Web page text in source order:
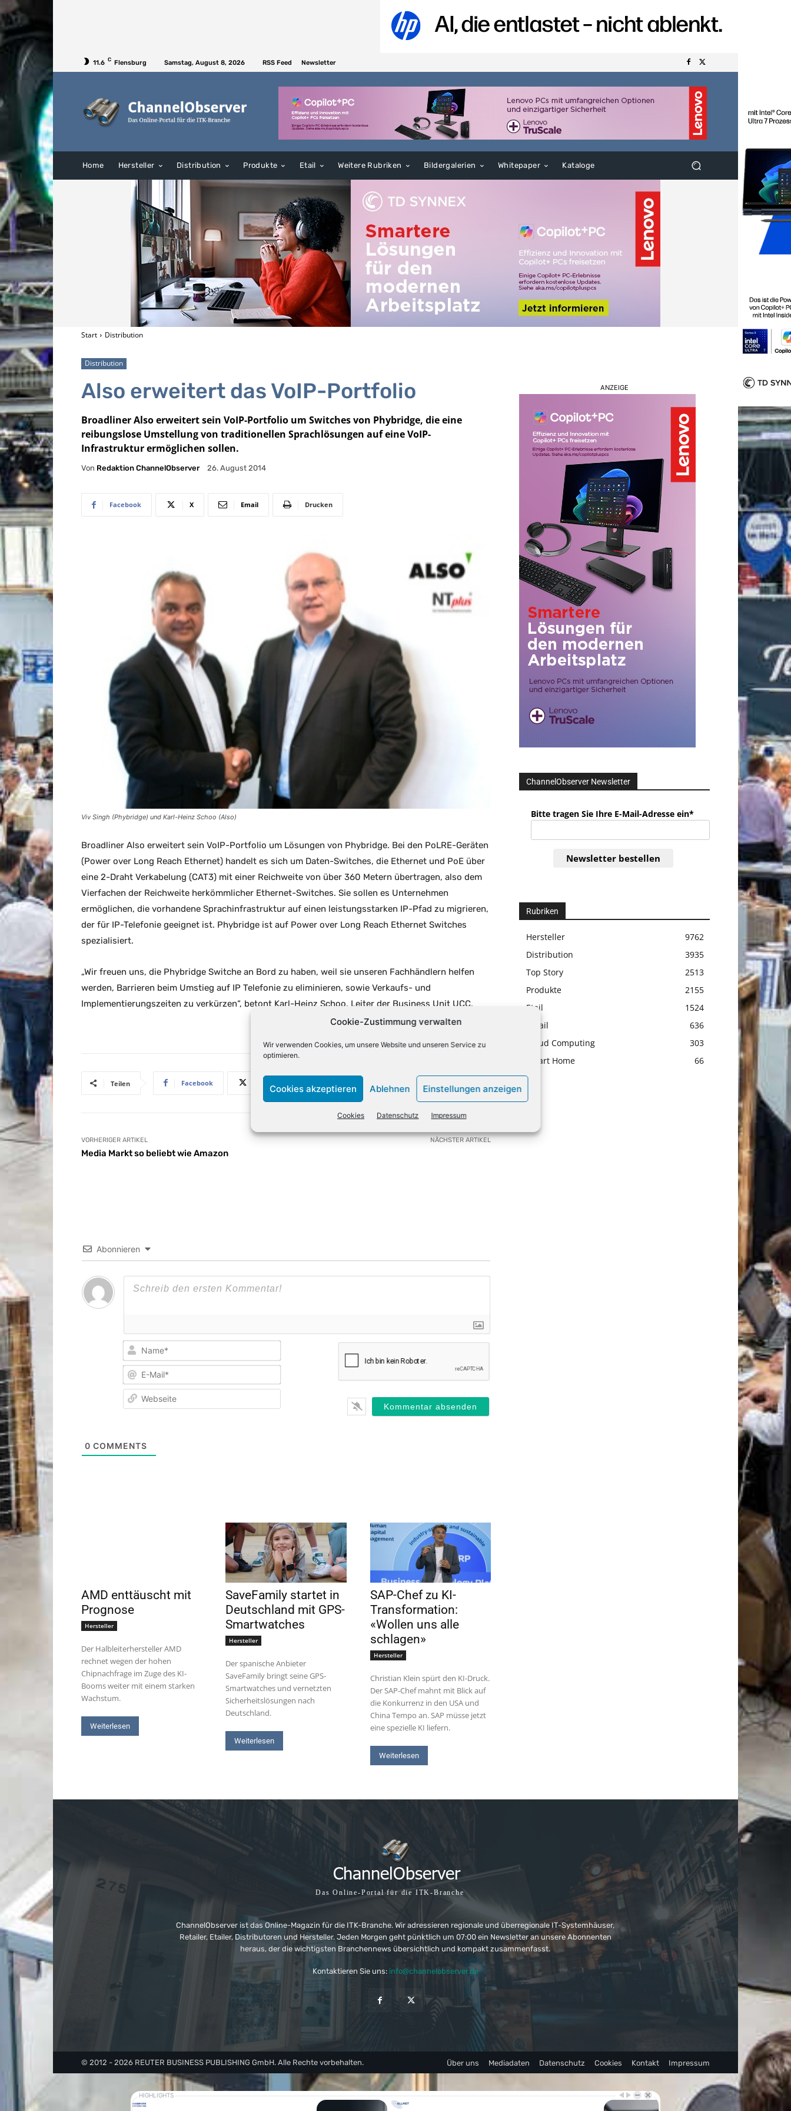
Cookie-Zustimmung verwalten
Wir verwenden Cookies, um unsere Website und unseren Service zu
optimieren.
Cookies akzeptieren Ablehnen Einstellungen anzeigen
Cookies Datenschutz Impressum
11.6 C Flensburg Samstag, August 8, 2026 RSS Feed Newsletter
Home Hersteller Distribution Produkte Etail Weitere Rubriken Bildergalerien Whitepaper Kataloge
Start Distribution
Distribution
Also erweitert das VoIP-Portfolio
Broadliner Also erweitert sein VoIP-Portfolio um Switches von Phybridge, die eine
reibungslose Umstellung von traditionellen Sprachlösungen auf eine VoIP-
Infrastruktur ermöglichen sollen.
Von Redaktion ChannelObserver 26. August 2014
Facebook X Email Drucken
Viv Singh (Phybridge) und Karl-Heinz Schoo (Also)
Broadliner Also erweitert sein VoIP-Portfolio um Lösungen von Phybridge. Bei den PoLRE-Geräten
(Power over Long Reach Ethernet) handelt es sich um Daten-Switches, die Ethernet und PoE über
eine 2-Draht Verkabelung (CAT3) mit einer Reichweite von über 360 Metern übertragen, also dem
Vierfachen der Reichweite herkömmlicher Ethernet-Switches. Sie sollen es Unternehmen
ermöglichen, die vorhandene Sprachinfrastruktur auf einen leistungsstarken IP-Pfad zu migrieren,
der für IP-Telefonie geeignet ist. Phybridge ist auf Power over Long Reach Ethernet Switches
spezialisiert.
„Wir freuen uns, die Phybridge Switche an Bord zu haben, weil sie unseren Fachhändlern helfen
werden, Barrieren beim Umstieg auf IP Telefonie zu eliminieren, sowie Verkaufs- und
Implementierungszeiten zu verkürzen“, betont Karl-Heinz Schoo, Leiter der Business Unit UCC.
Teilen Facebook
VORHERIGER ARTIKEL
Media Markt so beliebt wie Amazon
NÄCHSTER ARTIKEL
Abonnieren
Name*
E-
0 COMMENTS
AMD enttäuscht mit
Prognose
Hersteller
Der Halbleiterhersteller AMD
rechnet wegen der hohen
Chipnachfrage im Zuge des KI-
Booms weiter mit einem starken
Wachstum.
Weiterlesen
SaveFamily startet in
Deutschland mit GPS-
Smartwatches
Hersteller
Der spanische Anbieter
SaveFamily bringt seine GPS-
Smartwatches und vernetzten
Sicherheitslösungen nach
Deutschland.
Weiterlesen
SAP-Chef zu KI-
Transformation:
«Wollen uns alle
schlagen»
Hersteller
Christian Klein spürt den KI-Druck.
Der SAP-Chef mahnt mit Blick auf
die Konkurrenz in den USA und
China Tempo an. SAP müsse jetzt
eine spezielle KI liefern.
Weiterlesen
ANZEIGE
ChannelObserver Newsletter
Bitte tragen Sie Ihre E-Mail-Adresse ein*
Newsletter bestellen
Rubriken
Hersteller
9762
Distribution
3935
Top Story
2513
Produkte
2155
Etail
1524
Retail
636
Cloud Computing
303
Smart Home
66
Das Online-Portal für die ITK-Branche
ChannelObserver ist das Online-Magazin für die ITK-Branche. Wir adressieren regionale und überregionale IT-Systemhäuser,
Retailer, Etailer, Distributoren und Hersteller. Jeden Morgen geht pünktlich um 07:00 ein Newsletter an unsere Abonnenten
heraus, der die wichtigsten Branchennews übersichtlich und kompakt zusammenfasst.
Kontaktieren Sie uns: info@channelobserver.de
© 2012 - 2026 REUTER BUSINESS PUBLISHING GmbH. Alle Rechte vorbehalten. Über uns Mediadaten Datenschutz Cookies Kontakt Impressum